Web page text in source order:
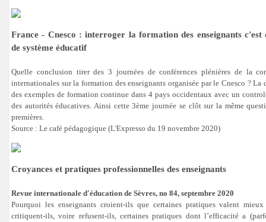
France - Cnesco : interroger la formation des enseignants c'est
de système éducatif
Quelle conclusion tirer des 3 journées de conférences plénières de la
internationales sur la formation des enseignants organisée par le Cnesco ? La
des exemples de formation continue dans 4 pays occidentaux avec un
des autorités éducatives. Ainsi cette 3ème journée se clôt sur la même
premières.
Source : Le café pédagogique (L'Expresso du 19 novembre 2020)
Croyances et pratiques professionnelles des enseignants
Revue internationale d'éducation de Sèvres, no 84, septembre 2020
Pourquoi les enseignants croient-ils que certaines pratiques valent
critiquent-ils, voire refusent-ils, certaines pratiques dont l’efficacité a